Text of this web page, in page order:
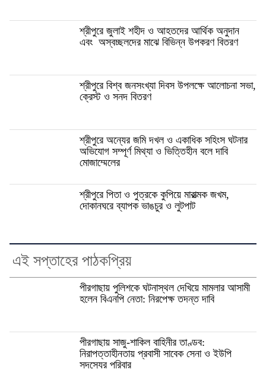
শ্রীপুরে জুলাই শহীদ ও আহতদের আর্থিক অনুদান
এবং অস্বচ্ছলদের মাঝে বিভিন্ন উপকরণ বিতরণ
শ্রীপুরে বিশ্ব জনসংখ্যা দিবস উপলক্ষে আলোচনা সভা,
ক্রেস্ট ও সনদ বিতরণ
শ্রীপুরে অন্যের জমি দখল ও একাধিক সহিংস ঘটনার
অভিযোগ সম্পূর্ণ মিথ্যা ও ভিত্তিহীন বলে দাবি
মোজাম্মেলের
শ্রীপুরে পিতা ও পুত্রকে কুপিয়ে মারাত্মক জখম,
দোকানঘরে ব্যাপক ভাঙচুর ও লুটপাট
এই সপ্তাহের পাঠকপ্রিয়
পীরগাছায় পুলিশকে ঘটনাস্থল দেখিয়ে মামলার আসামী
হলেন বিএনপি নেতা: নিরপেক্ষ তদন্ত দাবি
পীরগাছায় সাজু-শাকিল বাহিনীর তাণ্ডব:
নিরাপত্তাহীনতায় প্রবাসী সাবেক সেনা ও ইউপি
সদস্যের পরিবার